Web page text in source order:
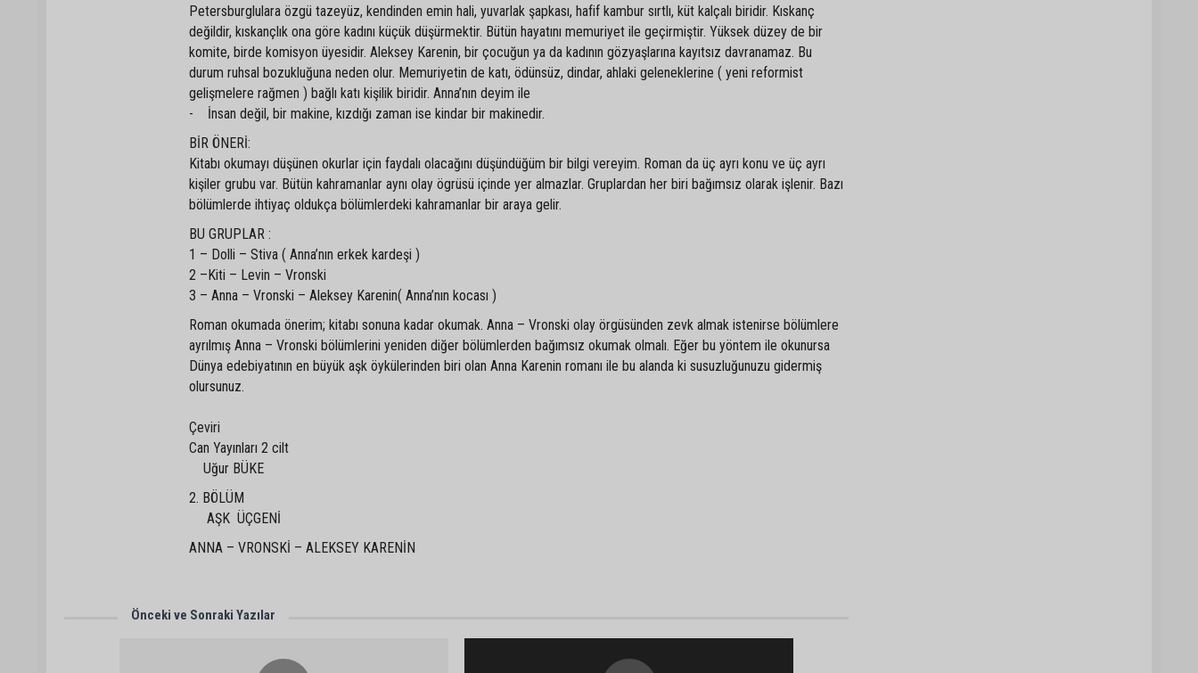
Petersburglulara özgü tazeyüz, kendinden emin hali, yuvarlak şapkası, hafif kambur sırtlı, küt kalçalı biridir. Kıskanç
değildir, kıskançlık ona göre kadını küçük düşürmektir. Bütün hayatını memuriyet ile geçirmiştir. Yüksek düzey de bir
komite, birde komisyon üyesidir. Aleksey Karenin, bir çocuğun ya da kadının gözyaşlarına kayıtsız davranamaz. Bu
durum ruhsal bozukluğuna neden olur. Memuriyetin de katı, ödünsüz, dindar, ahlaki geleneklerine ( yeni reformist
gelişmelere rağmen ) bağlı katı kişilik biridir. Anna’nın deyim ile
- İnsan değil, bir makine, kızdığı zaman ise kindar bir makinedir.
BİR ÖNERİ:
Kitabı okumayı düşünen okurlar için faydalı olacağını düşündüğüm bir bilgi vereyim. Roman da üç ayrı konu ve üç ayrı
kişiler grubu var. Bütün kahramanlar aynı olay ögrüsü içinde yer almazlar. Gruplardan her biri bağımsız olarak işlenir. Bazı
bölümlerde ihtiyaç oldukça bölümlerdeki kahramanlar bir araya gelir.
BU GRUPLAR :
1 – Dolli – Stiva ( Anna’nın erkek kardeşi )
2 –Kiti – Levin – Vronski
3 – Anna – Vronski – Aleksey Karenin( Anna’nın kocası )
Roman okumada önerim; kitabı sonuna kadar okumak. Anna – Vronski olay örgüsünden zevk almak istenirse bölümlere
ayrılmış Anna – Vronski bölümlerini yeniden diğer bölümlerden bağımsız okumak olmalı. Eğer bu yöntem ile okunursa
Dünya edebiyatının en büyük aşk öykülerinden biri olan Anna Karenin romanı ile bu alanda ki susuzluğunuzu gidermiş
olursunuz.
Çeviri
Can Yayınları 2 cilt
Uğur BÜKE
2. BÖLÜM
AŞK ÜÇGENİ
ANNA – VRONSKİ – ALEKSEY KARENİN
Önceki ve Sonraki Yazılar